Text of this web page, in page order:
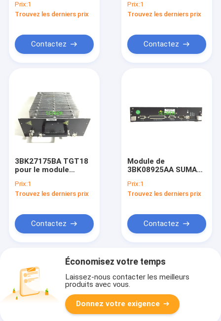
A9100 GSM
Prix:1
Trouvez les derniers prix
Contactez
A9100 GSM
Prix:1
Trouvez les derniers prix
Contactez
3BK27175BA TGT18
pour le module
A9100 GSM
Prix:1
Trouvez les derniers prix
Contactez
Module de
3BK08925AA SUMA
BTS A9100 GSM
Prix:1
Trouvez les derniers prix
Contactez
Économisez votre temps
Laissez-nous contacter les meilleurs
produits avec vous.
Donnez votre exigence